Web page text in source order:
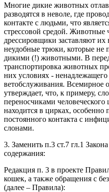
Многие дикие животных
разводятся в неволе, где
контакте с людьми, что
стрессовой средой. Животные
дрессировщики заставляют
неудобные трюки, которые не
дикими (!) животными. В
транспортировка животных
них условиях -
ветобслуживания.
утверждает, что, к примеру,
переносчиками
находится в цирках, особенно
постоянного контакта с
слонами.
3. Заменить п.3 ст.7 гл.1
содержания:
Редакция п. 3 в проекте
кошек, а также обращения с
(далее – Правила):